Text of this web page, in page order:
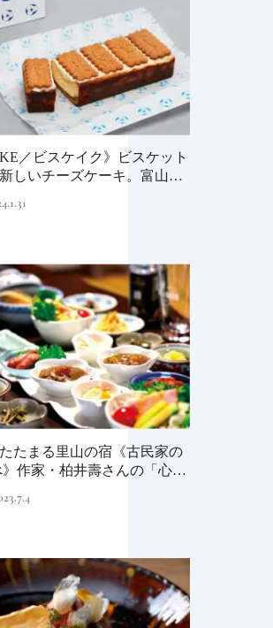
／ビスケイク》ビスケット
しいチーズケーキ。富山ZA
たまる里山の宿《古民家の
作家・柏井壽さんの「心に
都市は緑地が少な
市開発のキーは“緑
り！｜みどりのあ
づくり①
ートランク」の
の地域を世界の
後編｜欧米の富
けた“3つのチャ
2025.6.19
愛知県・瀬戸市《玩具工
房》瀬戸陶芸社が手掛け
る新ブランドいまの暮ら
しに寄り添う、郷土玩具
老舗氷業店《クラモト氷
業》世界のトップバーテ
ンダーも注目する金沢の
氷ができるまで
INFORMATION